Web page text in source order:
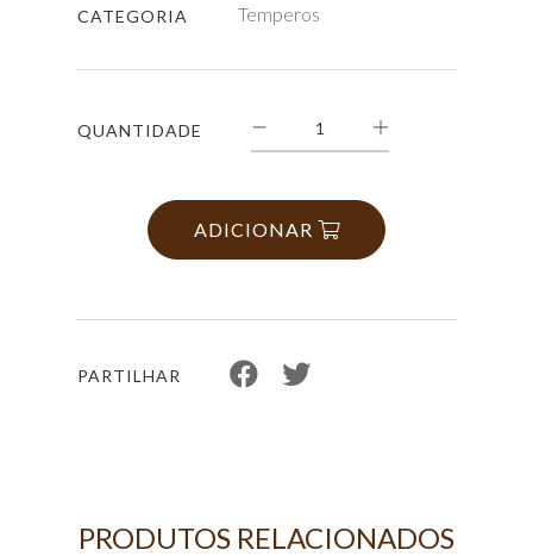
CATEGORIA Temperos
QUANTIDADE
ADICIONAR
PARTILHAR
PRODUTOS RELACIONADOS